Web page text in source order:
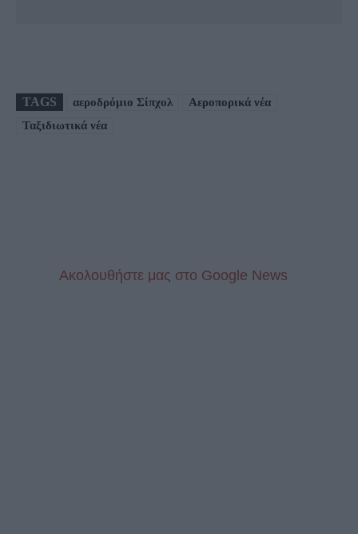
TAGS αεροδρόμιο Σίπχολ
Αεροπορικά νέα
Ταξιδιωτικά νέα
Aκολουθήστε μας στo Google News